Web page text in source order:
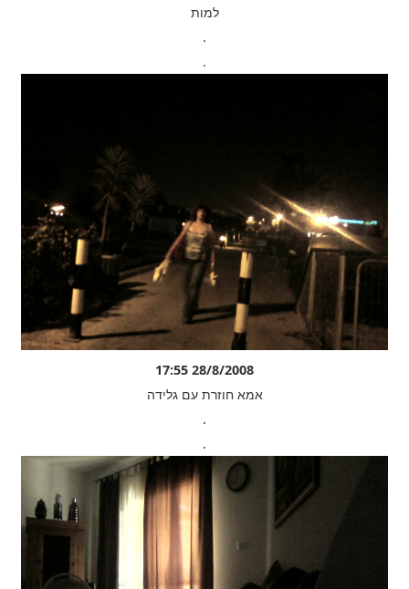
למות
.
.
28/8/2008 17:55
אמא חוזרת עם גלידה
.
.